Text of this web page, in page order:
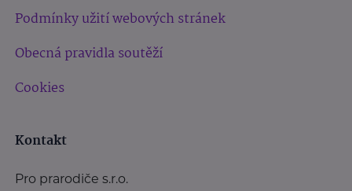
Podmínky užití webových stránek
Obecná pravidla soutěží
Cookies
Kontakt
Pro prarodiče s.r.o.